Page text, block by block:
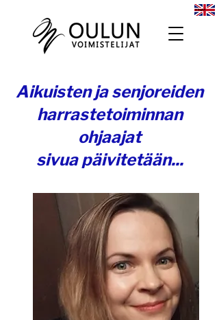
Aikuisten ja senjoreiden
harrastetoiminnan
ohjaajat
sivua päivitetään...